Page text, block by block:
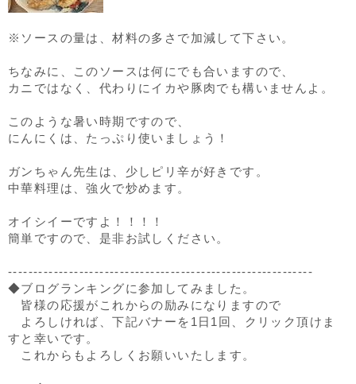
※ソースの量は、材料の多さで加減して下さい。
ちなみに、このソースは何にでも合いますので、
カニではなく、代わりにイカや豚肉でも構いませんよ。
このような暑い時期ですので、
にんにくは、たっぷり使いましょう！
ガンちゃん先生は、少しピリ辛が好きです。
中華料理は、強火で炒めます。
オイシイーですよ！！！！
簡単ですので、是非お試しください。
------------------------------------------------------------
◆ブログランキングに参加してみました。
皆様の応援がこれからの励みになりますので
よろしければ、下記バナーを1日1回、クリック頂けま
すと幸いです。
これからもよろしくお願いいたします。